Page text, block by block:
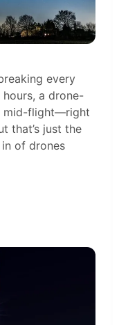
every
a drone-
mid-flight—right
that’s just the
of drones